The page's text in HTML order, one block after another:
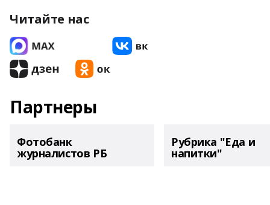
Читайте нас
Партнеры
Фотобанк
журналистов РБ
Рубрика "Еда и
напитки"